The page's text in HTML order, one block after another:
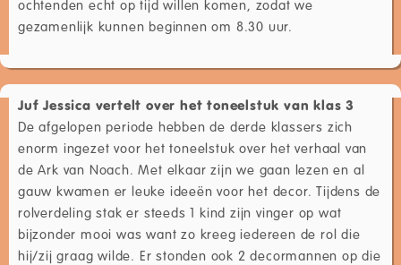
ochtenden echt op tijd willen komen, zodat we
gezamenlijk kunnen beginnen om 8.30 uur.
Juf Jessica vertelt over het toneelstuk van klas 3
De afgelopen periode hebben de derde klassers zich
enorm ingezet voor het toneelstuk over het verhaal van
de Ark van Noach. Met elkaar zijn we gaan lezen en al
gauw kwamen er leuke ideeën voor het decor. Tijdens de
rolverdeling stak er steeds 1 kind zijn vinger op wat
bijzonder mooi was want zo kreeg iedereen de rol die
hij/zij graag wilde. Er stonden ook 2 decormannen op die